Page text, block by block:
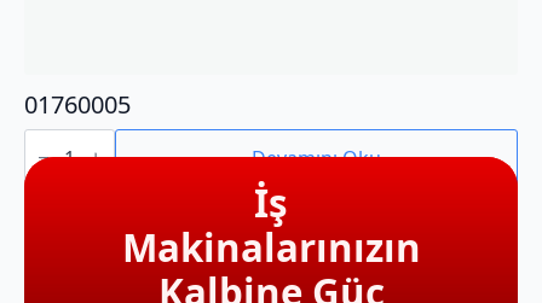
01760005
01760005
adet Devamını Oku
İş
Makinalarınızın
Kalbine Güç